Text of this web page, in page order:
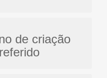
de criação